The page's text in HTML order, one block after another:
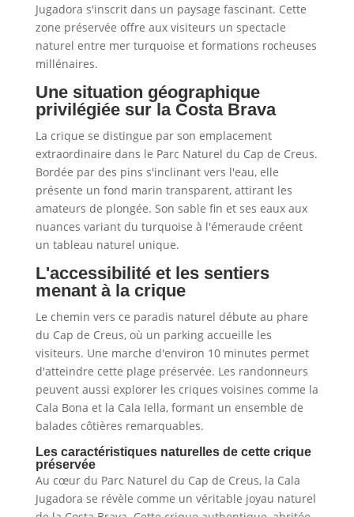
Jugadora s'inscrit dans un paysage fascinant. Cette
zone préservée offre aux visiteurs un spectacle
naturel entre mer turquoise et formations rocheuses
millénaires.
Une situation géographique
privilégiée sur la Costa Brava
La crique se distingue par son emplacement
extraordinaire dans le Parc Naturel du Cap de Creus.
Bordée par des pins s'inclinant vers l'eau, elle
présente un fond marin transparent, attirant les
amateurs de plongée. Son sable fin et ses eaux aux
nuances variant du turquoise à l'émeraude créent
un tableau naturel unique.
L'accessibilité et les sentiers
menant à la crique
Le chemin vers ce paradis naturel débute au phare
du Cap de Creus, où un parking accueille les
visiteurs. Une marche d'environ 10 minutes permet
d'atteindre cette plage préservée. Les randonneurs
peuvent aussi explorer les criques voisines comme la
Cala Bona et la Cala Iella, formant un ensemble de
balades côtières remarquables.
Les caractéristiques naturelles de cette crique
préservée
Au cœur du Parc Naturel du Cap de Creus, la Cala
Jugadora se révèle comme un véritable joyau naturel